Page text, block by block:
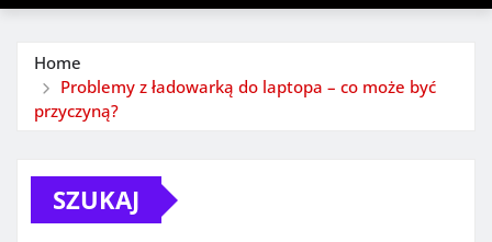
Home
Problemy z ładowarką do laptopa – co może być
przyczyną?
SZUKAJ